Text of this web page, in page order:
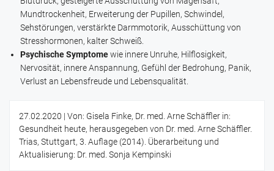
Mundtrockenheit, Erweiterung der Pupillen, Schwindel,
Sehstörungen, verstärkte Darmmotorik, Ausschüttung von
Stresshormonen, kalter Schweiß.
Psychische Symptomewie innere Unruhe, Hilflosigkeit,
Nervosität, innere Anspannung, Gefühl der Bedrohung, Panik,
Verlust an Lebensfreude und Lebensqualität.
27.02.2020 | Von: Gisela Finke, Dr. med. Arne Schäffler in:
Gesundheit heute, herausgegeben von Dr. med. Arne Schäffler.
Trias, Stuttgart, 3. Auflage (2014). Überarbeitung und
Aktualisierung: Dr. med. Sonja Kempinski